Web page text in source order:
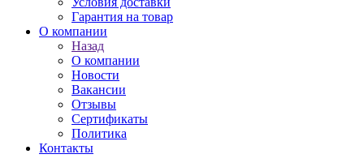
Гарантия на товар
О компании
Назад
О компании
Новости
Вакансии
Отзывы
Сертификаты
Политика
Контакты